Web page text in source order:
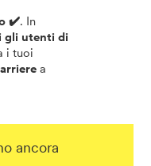
✔️. In
gli utenti di
i tuoi
a
ancora